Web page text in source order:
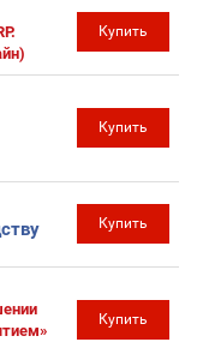
Купить
Купить
Купить
Купить